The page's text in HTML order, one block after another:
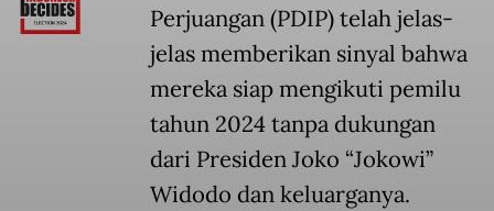
Perjuangan (PDIP) telah jelas-
jelas memberikan sinyal bahwa
mereka siap mengikuti pemilu
tahun 2024 tanpa dukungan
dari Presiden Joko “Jokowi”
Widodo dan keluarganya.